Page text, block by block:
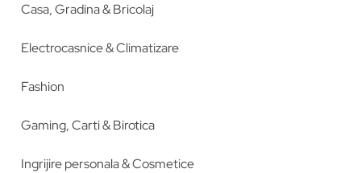
Casa, Gradina & Bricolaj
Electrocasnice & Climatizare
Fashion
Gaming, Carti & Birotica
Ingrijire personala & Cosmetice